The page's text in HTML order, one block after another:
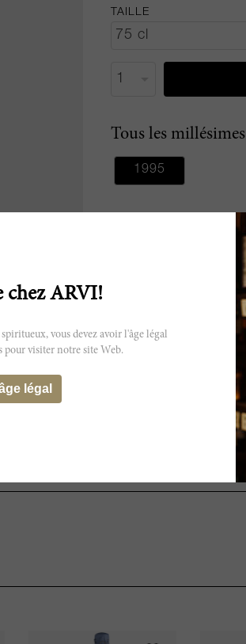
exactement les
TAILLE
Tous les millésimes
1995
chez ARVI!
vous devez avoir l'âge légal
pour visiter notre site Web.
légal